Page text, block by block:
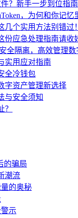
？新手一步到位指南
，为何和你记忆
几个实用方法别错过！
份应急处理指南请收
全隔离，高效管理数
实用应对指南
全冷钱包
字资产管理新选择
与安全须知
？
的骗局
潮流
的奥秘
示